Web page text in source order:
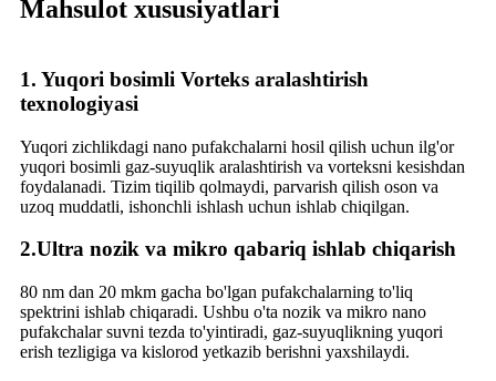
Mahsulot xususiyatlari
1. Yuqori bosimli Vorteks aralashtirish
texnologiyasi
Yuqori zichlikdagi nano pufakchalarni hosil qilish uchun ilg'or
yuqori bosimli gaz-suyuqlik aralashtirish va vorteksni kesishdan
foydalanadi. Tizim tiqilib qolmaydi, parvarish qilish oson va
uzoq muddatli, ishonchli ishlash uchun ishlab chiqilgan.
2.Ultra nozik va mikro qabariq ishlab chiqarish
80 nm dan 20 mkm gacha bo'lgan pufakchalarning to'liq
spektrini ishlab chiqaradi. Ushbu o'ta nozik va mikro nano
pufakchalar suvni tezda to'yintiradi, gaz-suyuqlikning yuqori
erish tezligiga va kislorod yetkazib berishni yaxshilaydi.